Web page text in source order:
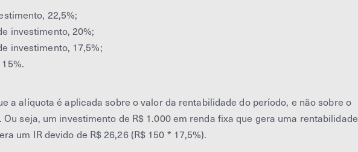
22,5%;
investimento, 20%;
investimento, 17,5%;
a alíquota é aplicada sobre o valor da rentabilidade do período, e não sobre o
seja, um investimento de R$ 1.000 em renda fixa que gera uma rentabilidade
um IR devido de R$ 26,26 (R$ 150 * 17,5%).